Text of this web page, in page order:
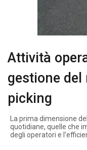
Attività
gestione del
picking
La prima dimensione
quotidiane, quelle che
degli operatori e